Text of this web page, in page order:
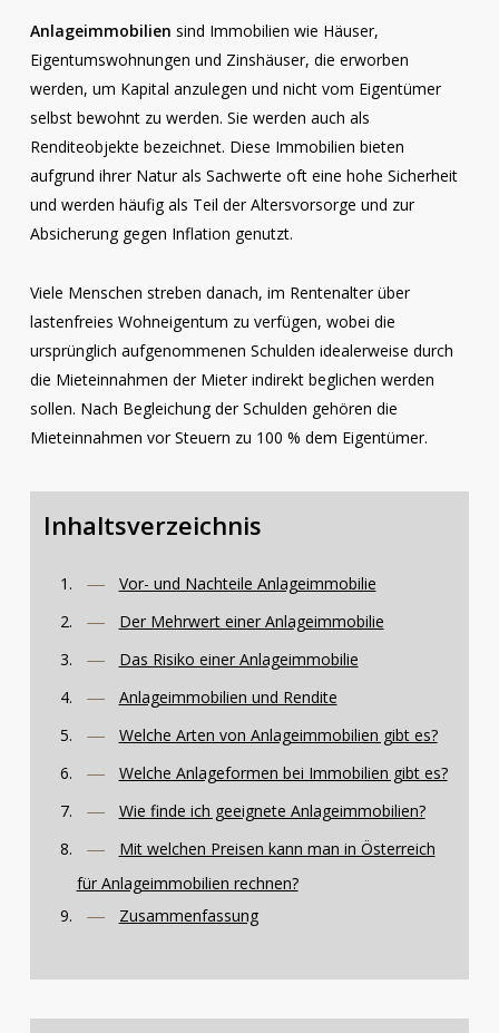
Anlageimmobilien sind Immobilien wie Häuser,
Eigentumswohnungen und Zinshäuser, die erworben
werden, um Kapital anzulegen und nicht vom Eigentümer
selbst bewohnt zu werden. Sie werden auch als
Renditeobjekte bezeichnet. Diese Immobilien bieten
aufgrund ihrer Natur als Sachwerte oft eine hohe Sicherheit
und werden häufig als Teil der Altersvorsorge und zur
Absicherung gegen Inflation genutzt.
Viele Menschen streben danach, im Rentenalter über
lastenfreies Wohneigentum zu verfügen, wobei die
ursprünglich aufgenommenen Schulden idealerweise durch
die Mieteinnahmen der Mieter indirekt beglichen werden
sollen. Nach Begleichung der Schulden gehören die
Mieteinnahmen vor Steuern zu 100 % dem Eigentümer.
Inhaltsverzeichnis
Vor- und Nachteile Anlageimmobilie
Der Mehrwert einer Anlageimmobilie
Das Risiko einer Anlageimmobilie
Anlageimmobilien und Rendite
Welche Arten von Anlageimmobilien gibt es?
Welche Anlageformen bei Immobilien gibt es?
Wie finde ich geeignete Anlageimmobilien?
Mit welchen Preisen kann man in Österreich
für Anlageimmobilien rechnen?
Zusammenfassung